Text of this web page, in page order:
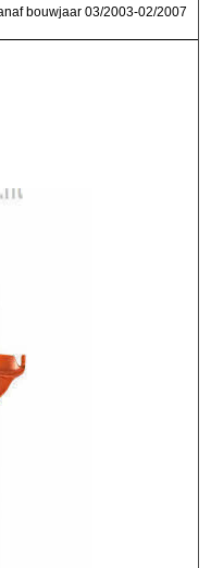
bouwjaar 03/2003-02/2007